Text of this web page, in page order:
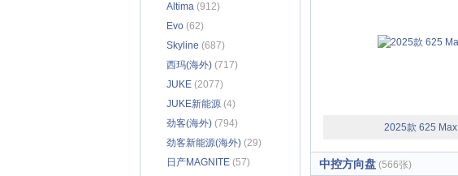
Altima (912)
Evo (62)
Skyline (687)
西玛(海外) (717)
JUKE (2077)
JUKE新能源 (4)
劲客(海外) (794)
劲客新能源(海外) (29)
日产MAGNITE (57)
2025款 625 Max
中控方向盘 (566张)